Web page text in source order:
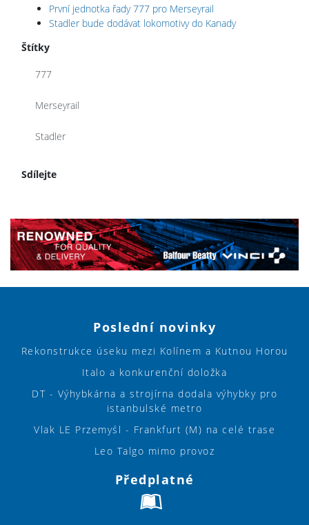
První jednotka řady 777 pro Merseyrail
Stadler bude dodávat lokomotivy do Kanady
Štítky
777
Merseyrail
Stadler
Sdílejte
Poslední novinky
Rekonstrukce úseku mezi Kolínem a Kutnou Horou
Italo a konkurenční doložka
DT - Výhybkárna a strojírna dodala výhybky pro
istanbulské metro
Vlak LE Przemyśl - Frankfurt (M) na celé trase
Leo Talgo mimo provoz
Předplatné